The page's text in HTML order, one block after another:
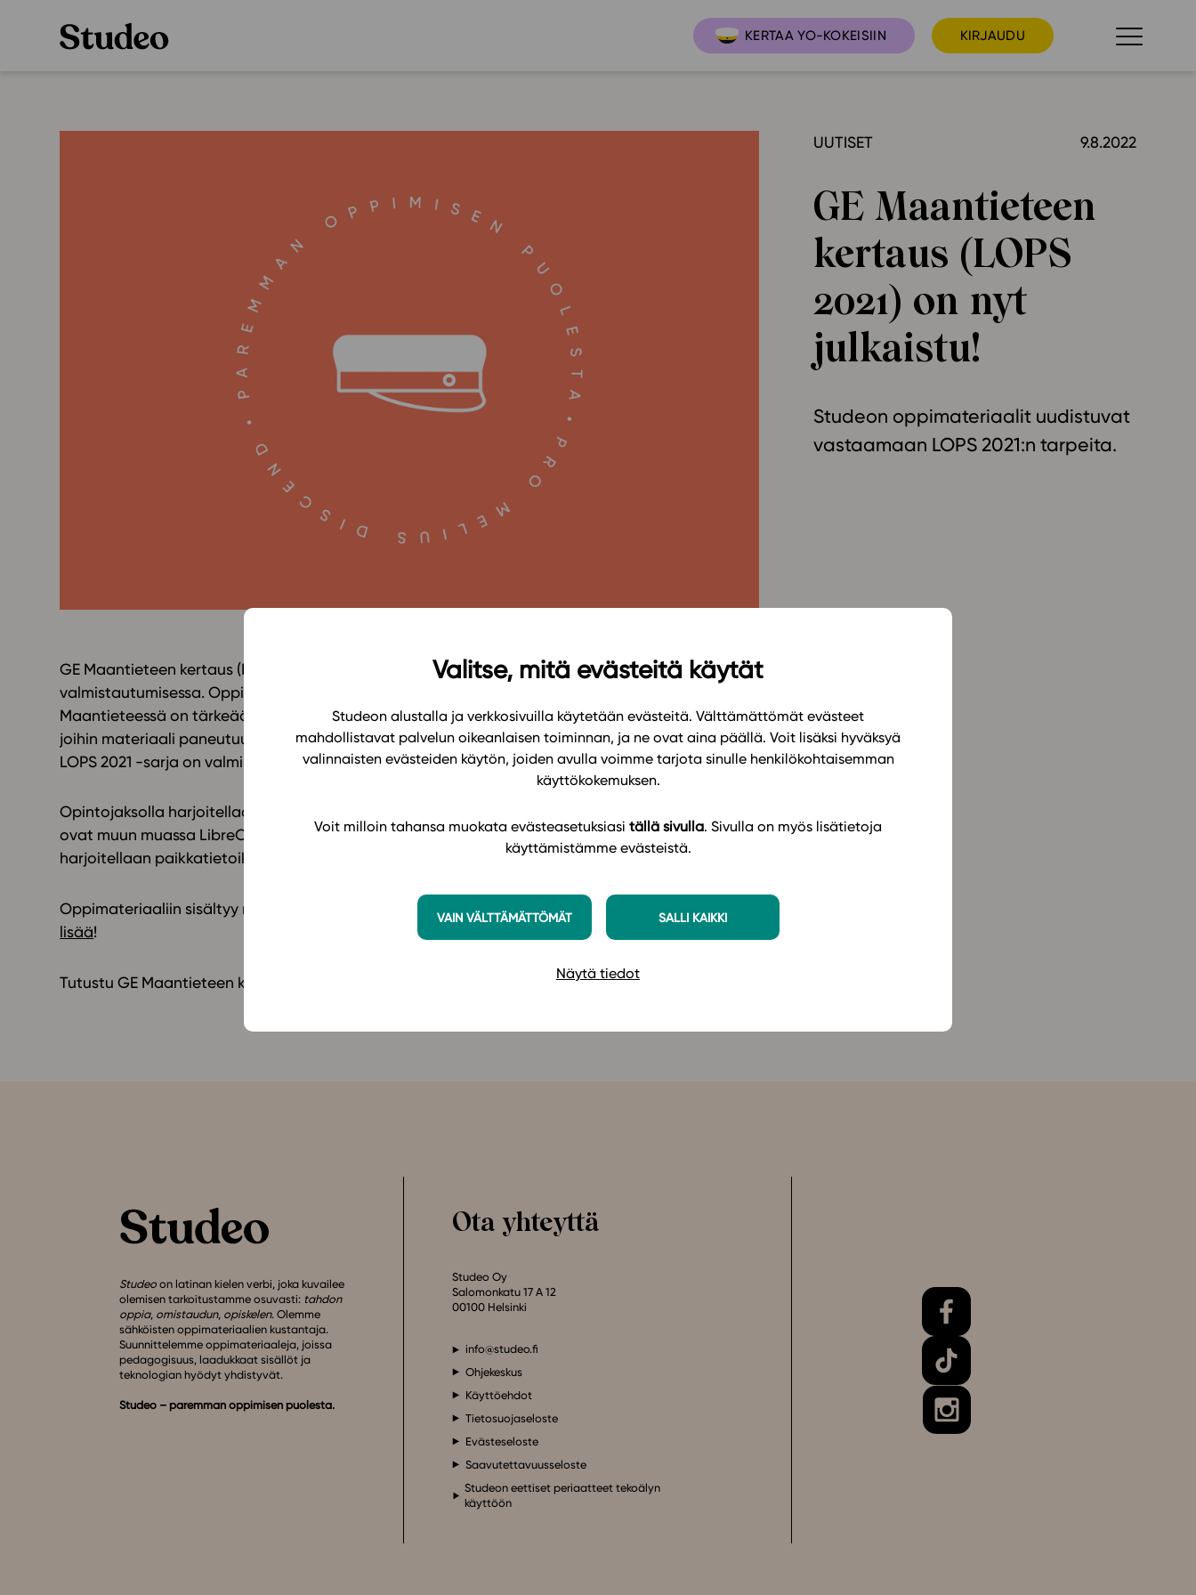
Valitse, mitä evästeitä käytät
Studeon alustalla ja verkkosivuilla käytetään evästeitä. Välttämättömät evästeet
mahdollistavat palvelun oikeanlaisen toiminnan, ja ne ovat aina päällä. Voit lisäksi hyväksyä
valinnaisten evästeiden käytön, joiden avulla voimme tarjota sinulle henkilökohtaisemman
käyttökokemuksen.
Voit milloin tahansa muokata evästeasetuksiasi tällä sivulla. Sivulla on myös lisätietoja
käyttämistämme evästeistä.
VAIN VÄLTTÄMÄTTÖMÄT SALLI KAIKKI
Näytä tiedot
KERTAA YO-KOKEISIIN KIRJAUDU
Oppiainesarjat
Oppimateriaalit
Alakoulun lisenssit
Yläkoulun lisenssit
Hinnasto
GLP 2021
Oppimateriaalit
Hinnasto
Lukion pakettilisenssi
Käyttöönotto
Bruksanvisning
Ominaisuudet
Tapahtumakalenteri
Webinaari­tallenteet
Suosittelut
Ohjekeskus
Oppikirjailijat
Ota yhteyttä
In English
UUTISET 9.8.2022
GE Maantieteen
kertaus (LOPS
2021) on nyt
julkaistu!
Studeon oppimateriaalit uudistuvat
vastaamaan LOPS 2021:n tarpeita.
GE Maantieteen kertaus (LOPS 2021) auttaa monipuolisesti ja tehokkaasti ylioppilaskirjoituksiin
valmistautumisessa. Oppimateriaali kertaa valtakunnalliset maantieteen opintojaksot.
Maantieteessä on tärkeää ymmärtää ilmiöiden syy- ja seuraussuhteita sekä niiden alueellisuutta,
joihin materiaali paneutuu kattavasti. Oppimateriaalin julkaisun myötä Studeon maantieteen
LOPS 2021 -sarja on valmis.
Opintojaksolla harjoitellaan sähköisessä maantieteen ylioppilaskokeessa tarvittavia taitoja, joita
ovat muun muassa LibreOfficen käyttö erilaisten diagrammien ja kuvaajien laadinnassa. Lisäksi
harjoitellaan paikkatietoikkunan käyttöä ja karttojen laadintaa.
Oppimateriaaliin sisältyy runsaasti eritasoisia tehtäviä ja aikaisempia ylioppilaskoetehtäviä.Lue
lisää!
Tutustu GE Maantieteen kertaus (LOPS 2021) -oppimateriaaliin Studeon alustalla täällä
Studeo on latinan kielen verbi, joka kuvailee
olemisen tarkoitustamme osuvasti: tahdon
oppia, omistaudun, opiskelen. Olemme
sähköisten oppimateriaalien kustantaja.
Suunnittelemme oppimateriaaleja, joissa
pedagogisuus, laadukkaat sisällöt ja
teknologian hyödyt yhdistyvät.
Studeo – paremman oppimisen puolesta.
Ota yhteyttä
Studeo Oy
Salomonkatu 17 A 12
00100 Helsinki
info@studeo.fi
Ohjekeskus
Käyttöehdot
Tietosuojaseloste
Evästeseloste
Saavutettavuusseloste
Studeon eettiset periaatteet tekoälyn
käyttöön